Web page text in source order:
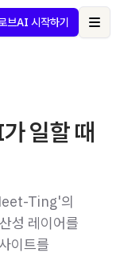
브AI 시작하기
일할 때
Ting'의
성 레이어를
이트를